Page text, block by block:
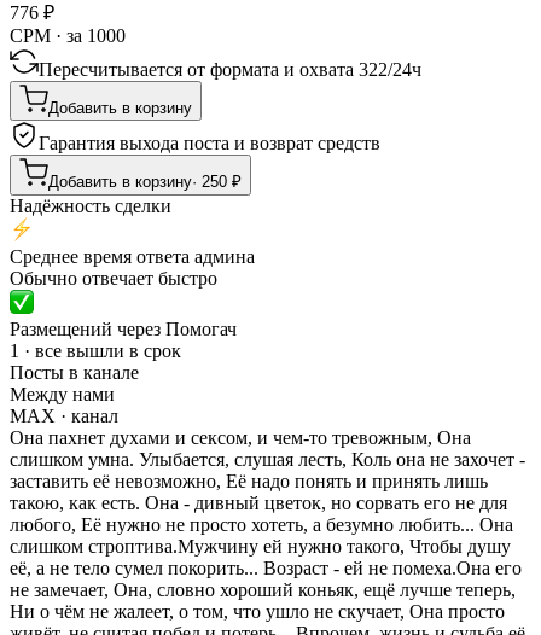
776 ₽
CPM · за 1000
Пересчитывается от формата и охвата 322/24ч
Добавить в корзину
Гарантия выхода поста и возврат средств
Добавить в корзину· 250 ₽
Надёжность сделки
Среднее время ответа админа
Обычно отвечает быстро
Размещений через Помогач
1 · все вышли в срок
Посты в канале
Между нами
MAX · канал
Она пахнет духами и сексом, и чем-то тревожным, Она
слишком умна. Улыбается, слушая лесть, Коль она не захочет -
заставить её невозможно, Её надо понять и принять лишь
такою, как есть. Она - дивный цветок, но сорвать его не для
любого, Её нужно не просто хотеть, а безумно любить... Она
слишком строптива.Мужчину ей нужно такого, Чтобы душу
её, а не тело сумел покорить... Возраст - ей не помеха.Она его
не замечает, Она, словно хороший коньяк, ещё лучше теперь,
Ни о чём не жалеет, о том, что ушло не скучает, Она просто